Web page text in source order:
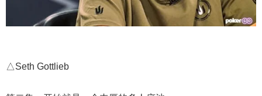
△Seth Gottlieb